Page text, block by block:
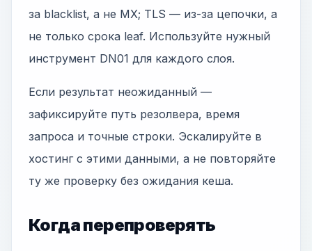
за blacklist, а не MX; TLS — из-за цепочки, а
не только срока leaf. Используйте нужный
инструмент DN01 для каждого слоя.
Если результат неожиданный —
зафиксируйте путь резолвера, время
запроса и точные строки. Эскалируйте в
хостинг с этими данными, а не повторяйте
ту же проверку без ожидания кеша.
Когда перепроверять